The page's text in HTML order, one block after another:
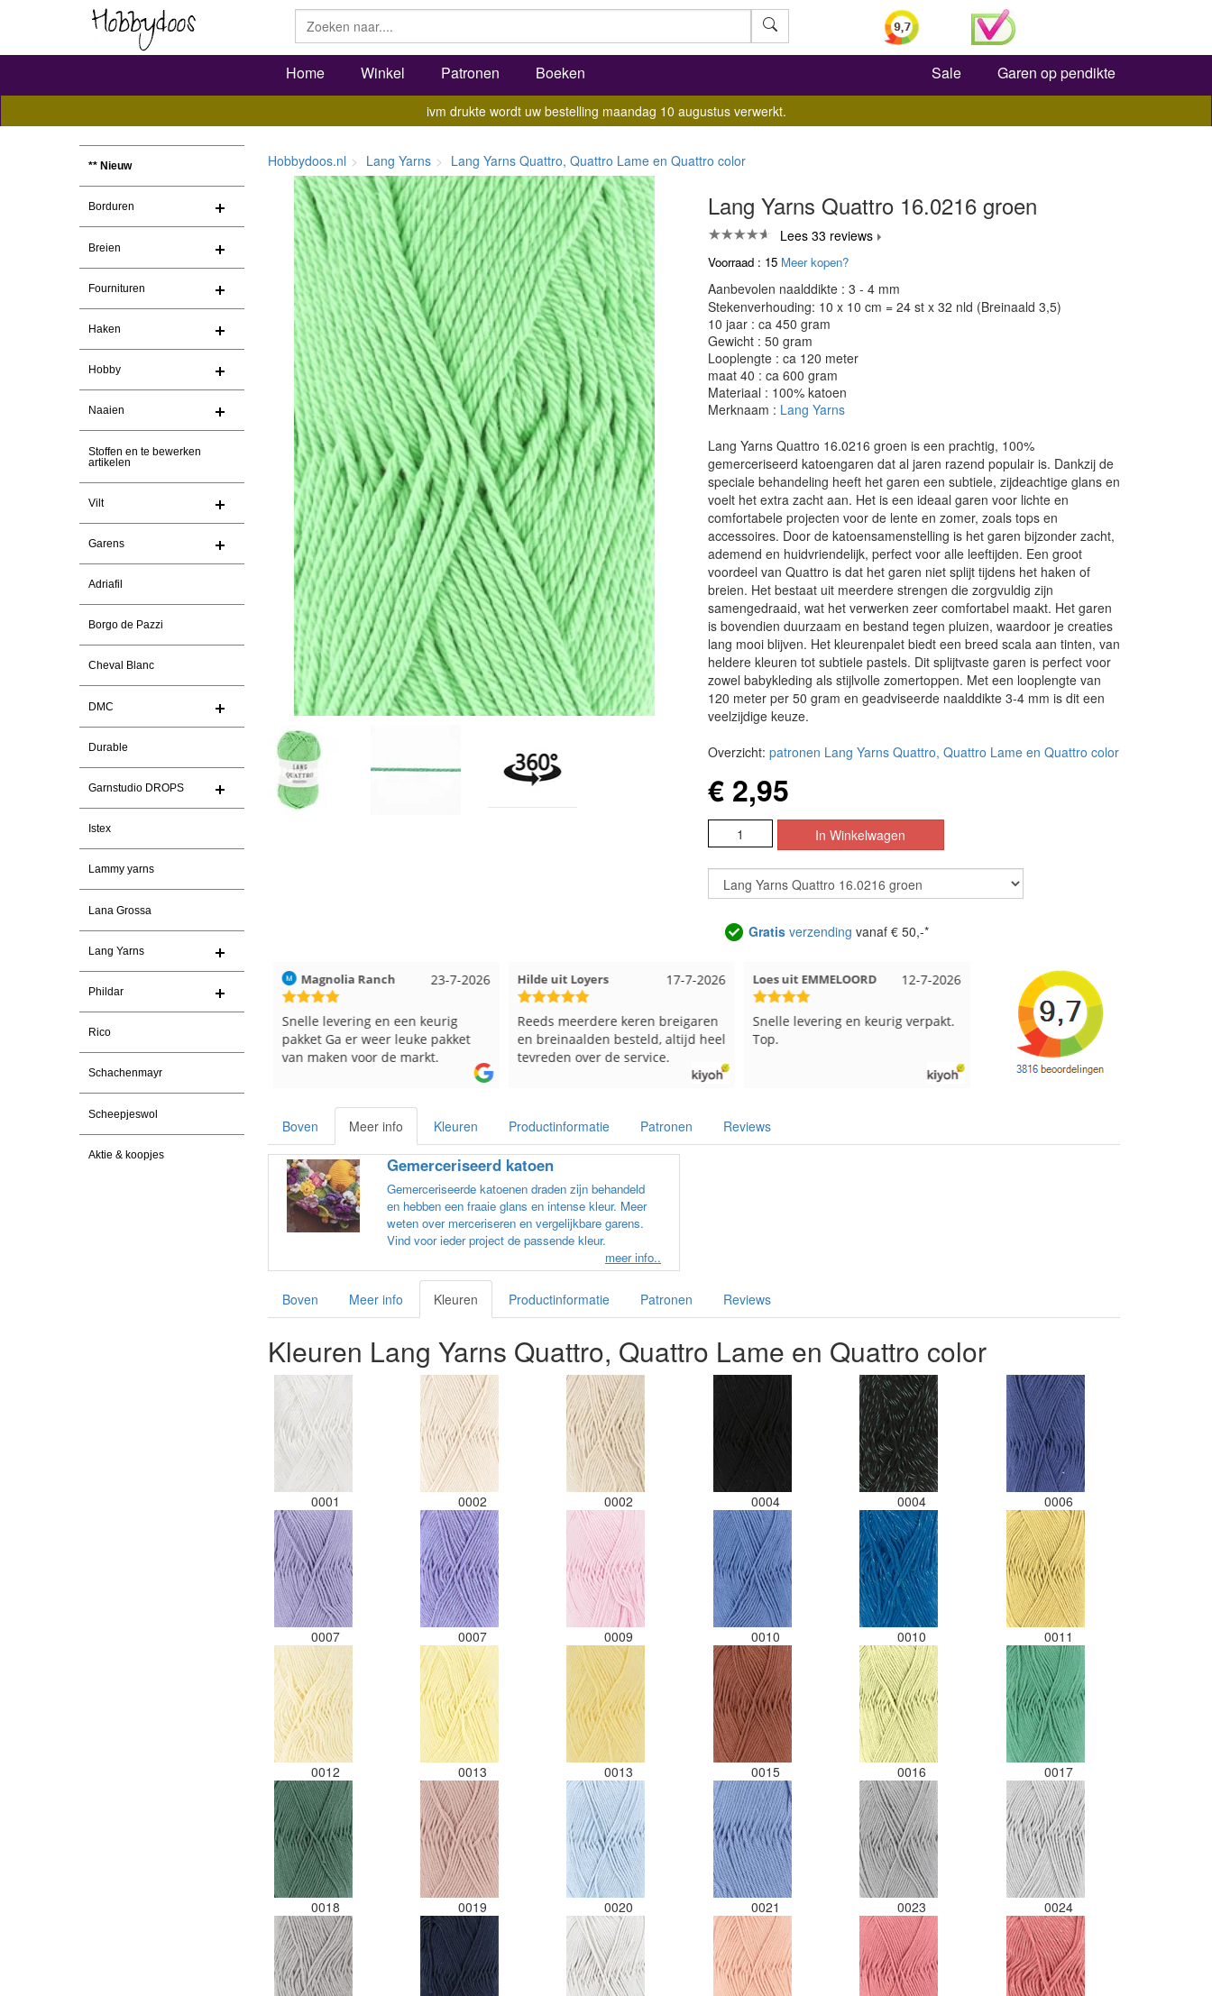
Zoeken
Home Winkel Patronen Boeken Sale Garen op pendikte
ivm drukte wordt uw bestelling maandag 10 augustus verwerkt.
** Nieuw
Borduren
Breien
Fournituren
Haken
Hobby
Naaien
Stoffen en te bewerken
artikelen
Vilt
Garens
Adriafil
Borgo de Pazzi
Cheval Blanc
DMC
Durable
Garnstudio DROPS
Istex
Lammy yarns
Lana Grossa
Lang Yarns
Phildar
Rico
Schachenmayr
Scheepjeswol
Aktie & koopjes
Hobbydoos.nl Lang Yarns Lang Yarns Quattro, Quattro Lame en Quattro color
Lang Yarns Quattro 16.0216 groen
Lees 33 reviews
Voorraad : 15 Meer kopen?
Aanbevolen naalddikte : 3 - 4 mm
Stekenverhouding: 10 x 10 cm = 24 st x 32 nld (Breinaald 3,5)
10 jaar : ca 450 gram
Gewicht : 50 gram
Looplengte : ca 120 meter
maat 40 : ca 600 gram
Materiaal : 100% katoen
Merknaam : Lang Yarns
Lang Yarns Quattro 16.0216 groen is een prachtig, 100%
gemerceriseerd katoengaren dat al jaren razend populair is. Dankzij de
speciale behandeling heeft het garen een subtiele, zijdeachtige glans en
voelt het extra zacht aan. Het is een ideaal garen voor lichte en
comfortabele projecten voor de lente en zomer, zoals tops en
accessoires. Door de katoensamenstelling is het garen bijzonder zacht,
ademend en huidvriendelijk, perfect voor alle leeftijden. Een groot
voordeel van Quattro is dat het garen niet splijt tijdens het haken of
breien. Het bestaat uit meerdere strengen die zorgvuldig zijn
samengedraaid, wat het verwerken zeer comfortabel maakt. Het garen
is bovendien duurzaam en bestand tegen pluizen, waardoor je creaties
lang mooi blijven. Het kleurenpalet biedt een breed scala aan tinten, van
heldere kleuren tot subtiele pastels. Dit splijtvaste garen is perfect voor
zowel babykleding als stijlvolle zomertoppen. Met een looplengte van
120 meter per 50 gram en geadviseerde naalddikte 3-4 mm is dit een
veelzijdige keuze.
Overzicht: patronen Lang Yarns Quattro, Quattro Lame en Quattro color
€ 2,95
Gratisverzending vanaf € 50,-*
23-7-2026
Magnolia Ranch
Snelle levering en een keurig
pakket Ga er weer leuke pakket
van maken voor de markt.
17-7-2026
Hilde uit Loyers
Reeds meerdere keren breigaren
en breinaalden besteld, altijd heel
tevreden over de service.
12-7-2026
Loes uit EMMELOORD
Snelle levering en keurig verpakt.
Top.
Nell uit Beuningen
Goed verpakt en snelgeleverd
Boven Meer info Kleuren Productinformatie Patronen Reviews
Gemerceriseerd katoen
Gemerceriseerde katoenen draden zijn behandeld
en hebben een fraaie glans en intense kleur. Meer
weten over merceriseren en vergelijkbare garens.
Vind voor ieder project de passende kleur.
meer info..
Boven Meer info Kleuren Productinformatie Patronen Reviews
Kleuren Lang Yarns Quattro, Quattro Lame en Quattro color
0001 0002 0002 0004 0004 0006
0007 0007 0009 0010 0010 0011
0012 0013 0013 0015 0016 0017
0018 0019 0020 0021 0023 0024